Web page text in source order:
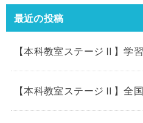
最近の投稿
【本科教室ステージⅡ】学
【本科教室ステージⅡ】全